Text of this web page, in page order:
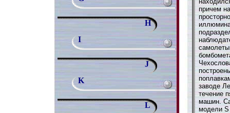
H
I
J
K
L
причем
заводе
течение
машин.
модели S